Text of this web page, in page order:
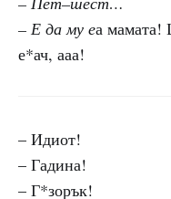
– Е да му еа
е*ач, ааа!
– Идиот!
– Гадина!
– Г*зорък!